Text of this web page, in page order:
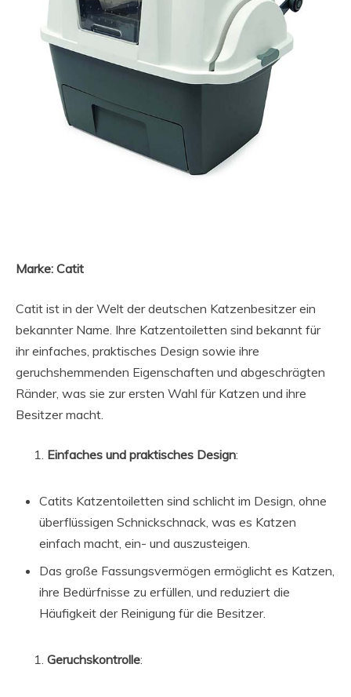
Marke: Catit
Catit ist in der Welt der deutschen Katzenbesitzer ein
bekannter Name. Ihre Katzentoiletten sind bekannt für
ihr einfaches, praktisches Design sowie ihre
geruchshemmenden Eigenschaften und abgeschrägten
Ränder, was sie zur ersten Wahl für Katzen und ihre
Besitzer macht.
Einfaches und praktisches Design:
Catits Katzentoiletten sind schlicht im Design, ohne
überflüssigen Schnickschnack, was es Katzen
einfach macht, ein- und auszusteigen.
Das große Fassungsvermögen ermöglicht es Katzen,
ihre Bedürfnisse zu erfüllen, und reduziert die
Häufigkeit der Reinigung für die Besitzer.
Geruchskontrolle: